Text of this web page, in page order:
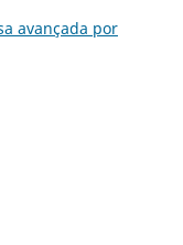
avançada por